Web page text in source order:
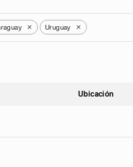
X Uruguay X
ascendente
Ubicación